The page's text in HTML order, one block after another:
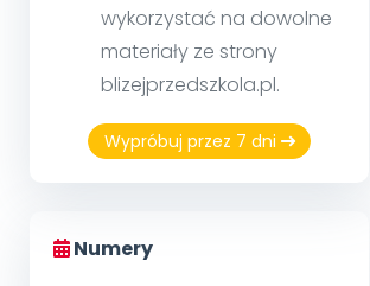
wykorzystać na dowolne
materiały ze strony
blizejprzedszkola.pl.
Wypróbuj przez 7 dni
Numery